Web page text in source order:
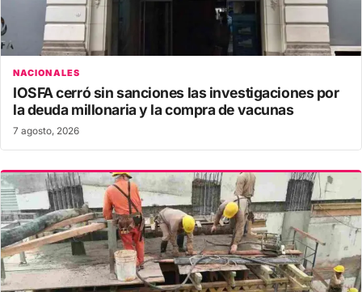
NACIONALES
IOSFA cerró sin sanciones las investigaciones por
la deuda millonaria y la compra de vacunas
7 agosto, 2026